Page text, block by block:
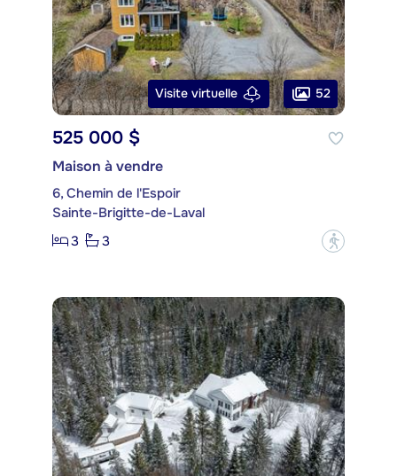
Visite virtuelle 52
525 000 $
Maison à vendre
6, Chemin de l'Espoir
Sainte-Brigitte-de-Laval
3
3 ?